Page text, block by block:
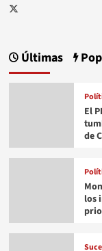
Twitter
Últimas
El
de
los